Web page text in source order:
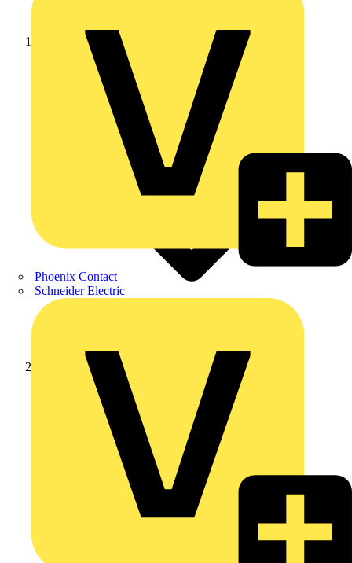
Phoenix Contact
Schneider Electric